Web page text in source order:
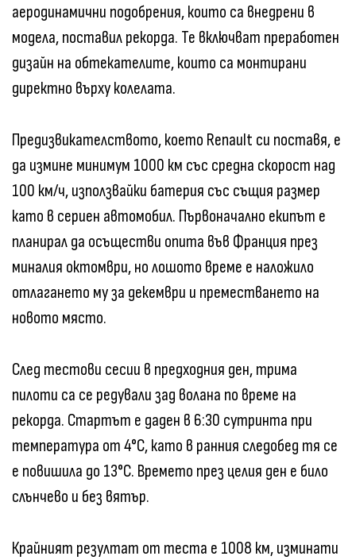
аеродинамични подобрения, които са внедрени в
модела, поставил рекорда. Те включват преработен
дизайн на обтекателите, които са монтирани
директно върху колелата.
Предизвикателството, което Renault си поставя, е
да измине минимум 1000 км със средна скорост над
100 км/ч, използвайки батерия със същия размер
като в сериен автомобил. Първоначално екипът е
планирал да осъществи опита във Франция през
миналия октомври, но лошото време е наложило
отлагането му за декември и преместването на
новото място.
След тестови сесии в предходния ден, трима
пилоти са се редували зад волана по време на
рекорда. Стартът е даден в 6:30 сутринта при
температура от 4°C, като в ранния следобед тя се
е повишила до 13°C. Времето през целия ден е било
слънчево и без вятър.
Крайният резултат от теста е 1008 км, изминати